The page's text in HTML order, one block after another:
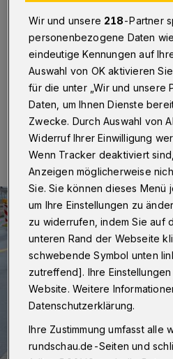
Wuppertal·Auf dem Radweg
am Mittwochmittag (13. März
Radfahrerin von einem Pkw
13.03.2024 , 18:02 Uhr Eine
Wir und unsere 218-Partner
personenbezogene Daten
eindeutige Kennungen auf
Auswahl von OK aktivieren
für die unter „Wir und unsere
Daten, um Ihnen Dienste
Zwecke. Durch Auswahl von
Widerruf Ihrer Einwilligung
Wenn Tracker deaktiviert
Anzeigen möglicherweise
Sie. Sie können dieses Menü
um Ihre Einstellungen zu
zu widerrufen, indem Sie auf
unteren Rand der Webseite
schwebende Symbol unten
zutreffend]. Ihre
Website. Weitere
Datenschutzerklärung.
Ihre Zustimmung umfasst alle
rundschau.de-Seiten und